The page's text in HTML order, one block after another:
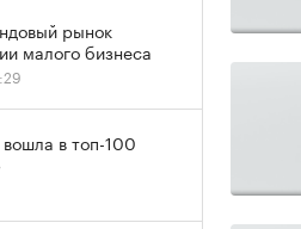
рынок
малого бизнеса
в топ-100